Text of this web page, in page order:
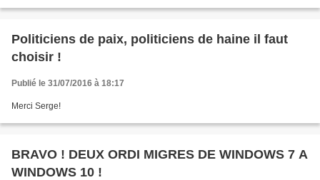
Politiciens de paix, politiciens de haine il faut
choisir !
Publié le 31/07/2016 à 18:17
Merci Serge!
BRAVO ! DEUX ORDI MIGRES DE WINDOWS 7 A
WINDOWS 10 !